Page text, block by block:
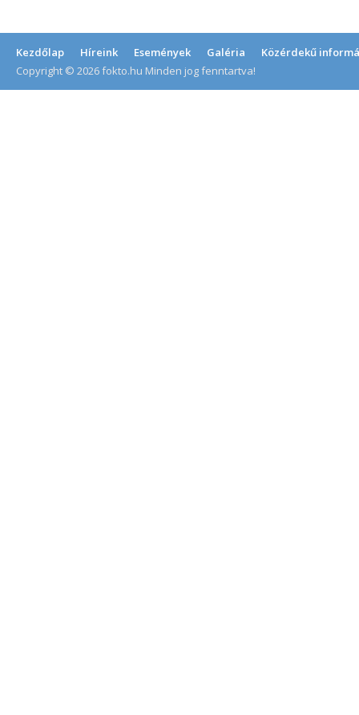
Kezdőlap Híreink Események Galéria
Közérdekű
Copyright © 2026 fokto.hu Minden jog fenntartva!